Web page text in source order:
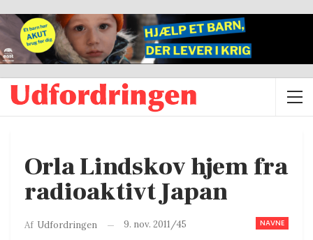
Orla Lindskov hjem fra
radioaktivt Japan
NAVNE
Af Udfordringen 9. nov. 2011/45